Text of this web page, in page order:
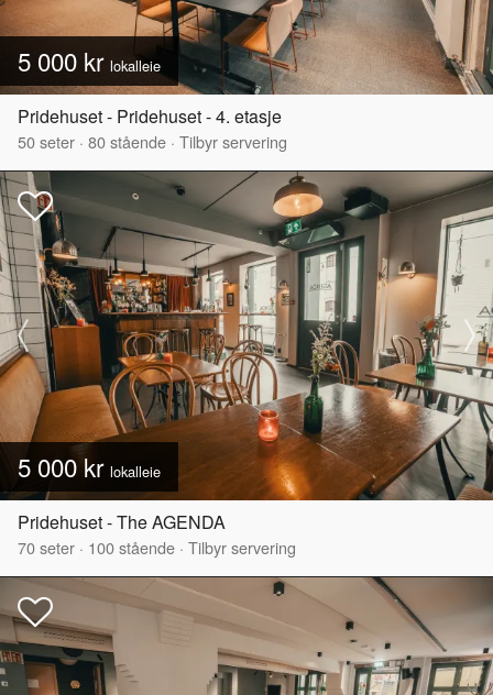
5 000 kr lokalleie
Pridehuset - Pridehuset - 4. etasje
50seter · 80stående · Tilbyr servering
5 000 kr lokalleie
Pridehuset - The AGENDA
70seter · 100stående · Tilbyr servering